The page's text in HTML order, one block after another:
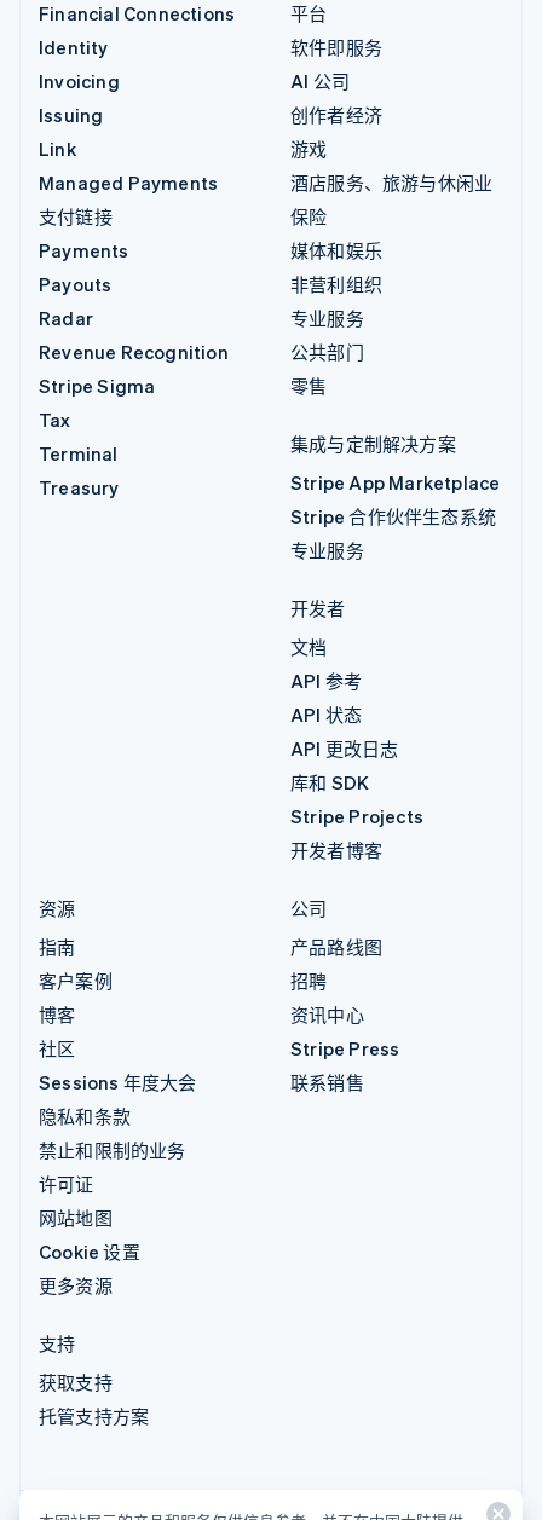
Financial Connections
Identity
Invoicing
Issuing
Link
Managed Payments
支付链接
Payments
Payouts
Radar
Revenue Recognition
Stripe Sigma
Tax
Terminal
Treasury
平台
软件即服务
AI 公司
创作者经济
游戏
酒店服务、旅游与休闲业
保险
媒体和娱乐
非营利组织
专业服务
公共部门
零售
集成与定制解决方案
Stripe App Marketplace
Stripe 合作伙伴生态系统
专业服务
开发者
文档
API 参考
API 状态
API 更改日志
库和 SDK
Stripe Projects
开发者博客
资源
指南
客户案例
博客
社区
Sessions 年度大会
隐私和条款
禁止和限制的业务
许可证
网站地图
Cookie 设置
更多资源
公司
产品路线图
招聘
资讯中心
Stripe Press
联系销售
支持
获取支持
托管支持方案